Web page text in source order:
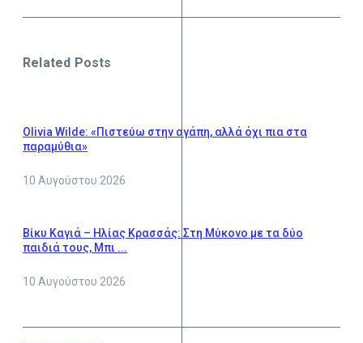
Related Posts
Olivia Wilde: «Πιστεύω στην αγάπη, αλλά όχι πια στα
παραμύθια»
10 Αυγούστου 2026
Βίκυ Καγιά – Ηλίας Κρασσάς: Στη Μύκονο με τα δύο
παιδιά τους, Μπι ...
10 Αυγούστου 2026